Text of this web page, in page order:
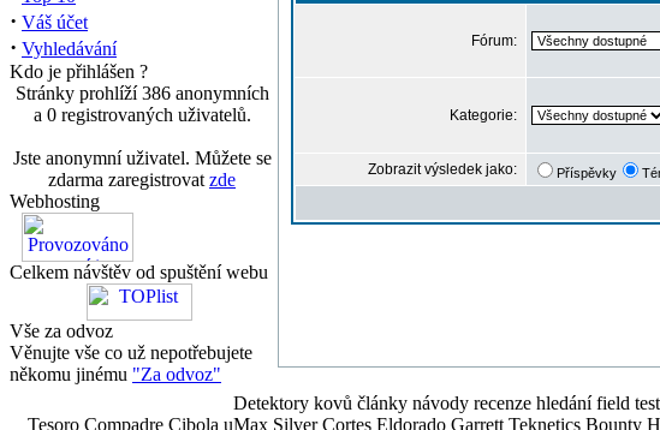
· Váš účet
· Vyhledávání
Kdo je přihlášen ?
Stránky prohlíží 386 anonymních
a 0 registrovaných uživatelů.
Jste anonymní uživatel. Můžete se
zdarma zaregistrovat zde
Webhosting
Celkem návštěv od spuštění webu
Vše za odvoz
Věnujte vše co už nepotřebujete
někomu jinému "Za odvoz"
Fórum:
Kategorie:
Zobrazit výsledek jako: Příspěvky
Detektory kovů články návody recenze hledání field
Tesoro Compadre Cibola uMax Silver Cortes Eldorado Garrett Teknetics